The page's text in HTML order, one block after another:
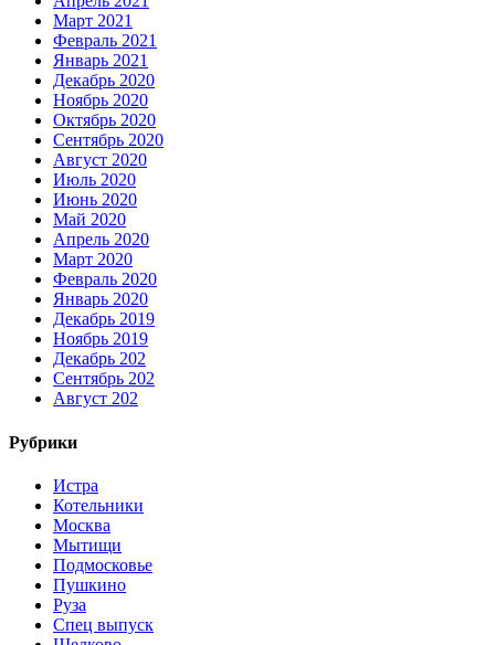
Март 2021
Февраль 2021
Январь 2021
Декабрь 2020
Ноябрь 2020
Октябрь 2020
Сентябрь 2020
Август 2020
Июль 2020
Июнь 2020
Май 2020
Апрель 2020
Март 2020
Февраль 2020
Январь 2020
Декабрь 2019
Ноябрь 2019
Декабрь 202
Сентябрь 202
Август 202
Рубрики
Истра
Котельники
Москва
Мытищи
Подмосковье
Пушкино
Руза
Спец выпуск